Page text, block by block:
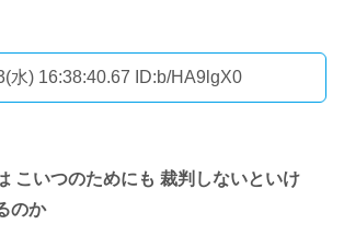
水) 16:38:40.67 ID:b/HA9lgX0
こいつのためにも 裁判しないといけ
のか